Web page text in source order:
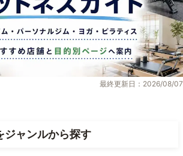
最終更新日：2026/08/07
ジャンルから探す